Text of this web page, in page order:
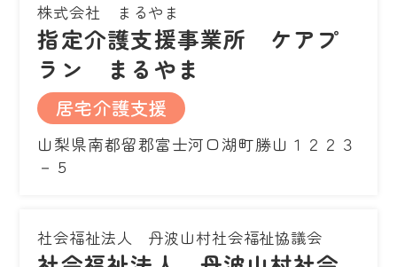
株式会社 まるやま
指定介護支援事業所 ケアプ
ラン まるやま
居宅介護支援
山梨県南都留郡富士河口湖町勝山１２２３
－５
社会福祉法人 丹波山村社会福祉協議会